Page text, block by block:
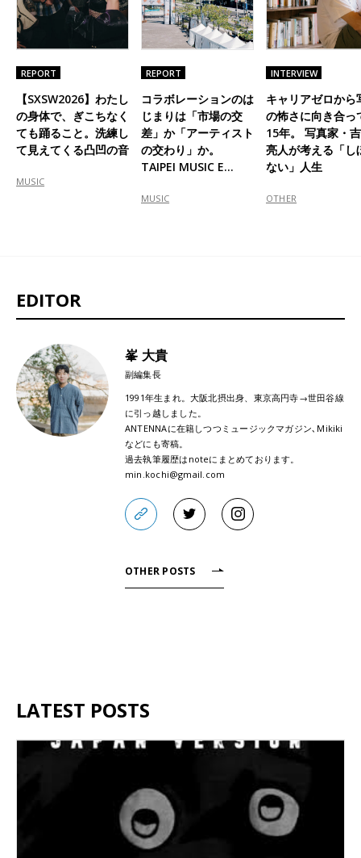
REPORT
【SXSW2026】わたし
の身体で、ぎこちなく
ても踊ること。洗練し
て見えてくる凸凹の音
MUSIC
REPORT
コラボレーションのは
じまりは「市場の交
差」か「アーティスト
の交わり」か。
TAIPEI MUSIC E…
MUSIC
INTERVIEW
キャリアゼロから
の怖さに向き合っ
15年。 写真家・
亮人が考える「し
ない」人生
OTHER
EDITOR
峯 大貴
副編集長
1991年生まれ。大阪北摂出身、東京高円寺→世田谷線
に引っ越しました。
ANTENNAに在籍しつつミュージックマガジン､Mikiki
などにも寄稿。
過去執筆履歴はnoteにまとめております。
min.kochi@gmail.com
OTHER POSTS
LATEST POSTS